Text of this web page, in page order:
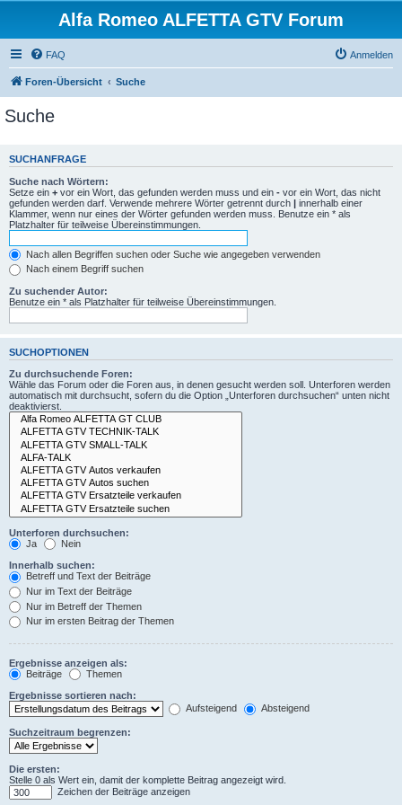
Alfa Romeo ALFETTA GTV Forum
FAQ Anmelden
Foren-Übersicht Suche
Suche
SUCHANFRAGE
Suche nach Wörtern:
Setze ein + vor ein Wort, das gefunden werden muss und ein - vor ein Wort, das nicht
gefunden werden darf. Verwende mehrere Wörter getrennt durch | innerhalb einer
Klammer, wenn nur eines der Wörter gefunden werden muss. Benutze ein * als
Platzhalter für teilweise Übereinstimmungen.
Nach allen Begriffen suchen oder Suche wie angegeben verwenden
Nach einem Begriff suchen
Zu suchender Autor:
Benutze ein * als Platzhalter für teilweise Übereinstimmungen.
SUCHOPTIONEN
Zu durchsuchende Foren:
Wähle das Forum oder die Foren aus, in denen gesucht werden soll. Unterforen werden
automatisch mit durchsucht, sofern du die Option „Unterforen durchsuchen“ unten nicht
deaktivierst.
Unterforen durchsuchen:
Ja
Nein
Innerhalb suchen:
Betreff und Text der Beiträge
Nur im Text der Beiträge
Nur im Betreff der Themen
Nur im ersten Beitrag der Themen
Ergebnisse anzeigen als:
Beiträge
Themen
Ergebnisse sortieren nach:
Aufsteigend
Absteigend
Suchzeitraum begrenzen:
Die ersten:
Stelle 0 als Wert ein, damit der komplette Beitrag angezeigt wird.
Zeichen der Beiträge anzeigen